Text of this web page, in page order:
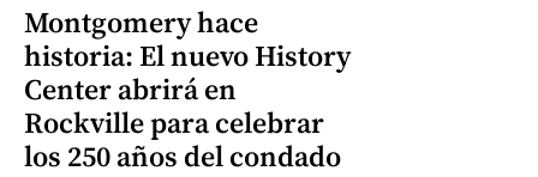
Montgomery hace
historia: El nuevo History
Center abrirá en
Rockville para celebrar
los 250 años del condado